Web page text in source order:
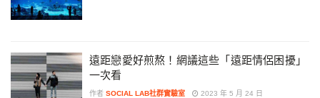
遠距戀愛好煎熬！網議這些「遠距情侶困擾」
一次看
作者 SOCIAL LAB社群實驗室 2023 年 5 月 24 日